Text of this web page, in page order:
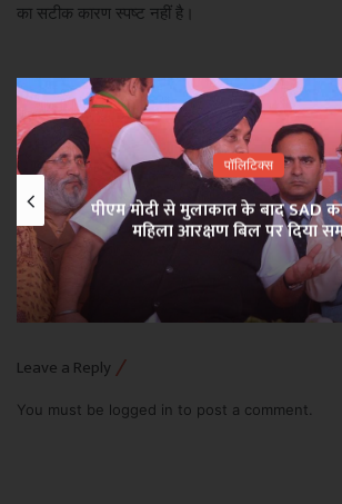
का सटीक कारण स्पष्ट नहीं है।
पॉलिटिक्स
पीएम मोदी से मुलाकात के बाद SAD
महिला आरक्षण बिल पर दिया
Leave a Reply
You must be logged in to post a comment.